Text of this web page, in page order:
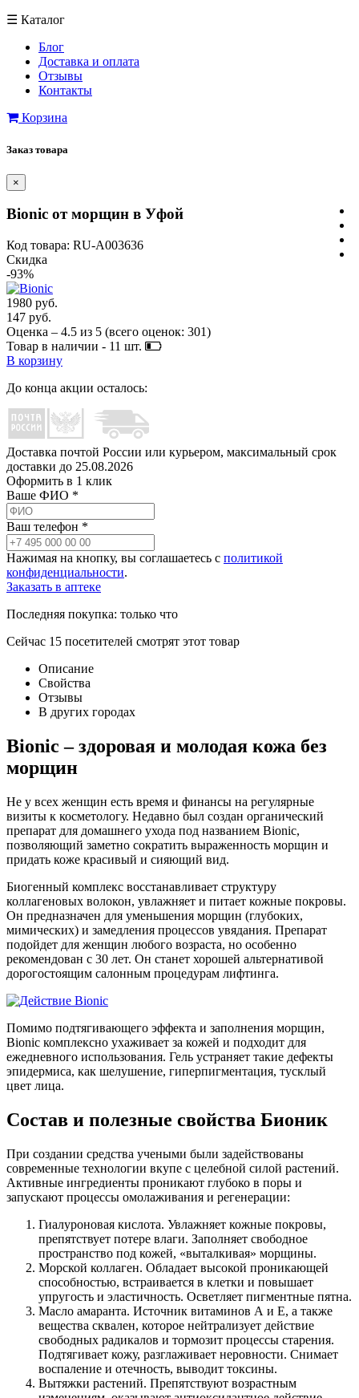
☰ Каталог
Блог
Доставка и оплата
Отзывы
Контакты
Корзина
Заказ товара
×
Bionic от морщин в Уфой
Код товара: RU-A003636
Скидка
-93%
1980 руб.
147 руб.
Оценка – 4.5 из 5 (всего оценок: 301)
Товар в наличии - 11 шт.
В корзину
До конца акции осталось:
Доставка почтой России или курьером, максимальный срок
доставки до 25.08.2026
Оформить в 1 клик
Ваше ФИО *
Ваш телефон *
Нажимая на кнопку, вы соглашаетесь с политикой
конфиденциальности.
Заказать в аптеке
Последняя покупка: только что
Сейчас 15 посетителей смотрят этот товар
Описание
Свойства
Отзывы
В других городах
Bionic – здоровая и молодая кожа без
морщин
Не у всех женщин есть время и финансы на регулярные
визиты к косметологу. Недавно был создан органический
препарат для домашнего ухода под названием Bionic,
позволяющий заметно сократить выраженность морщин и
придать коже красивый и сияющий вид.
Биогенный комплекс восстанавливает структуру
коллагеновых волокон, увлажняет и питает кожные покровы.
Он предназначен для уменьшения морщин (глубоких,
мимических) и замедления процессов увядания. Препарат
подойдет для женщин любого возраста, но особенно
рекомендован с 30 лет. Он станет хорошей альтернативой
дорогостоящим салонным процедурам лифтинга.
Помимо подтягивающего эффекта и заполнения морщин,
Bionic комплексно ухаживает за кожей и подходит для
ежедневного использования. Гель устраняет такие дефекты
эпидермиса, как шелушение, гиперпигментация, тусклый
цвет лица.
Состав и полезные свойства Бионик
При создании средства учеными были задействованы
современные технологии вкупе с целебной силой растений.
Активные ингредиенты проникают глубоко в поры и
запускают процессы омолаживания и регенерации:
Гиалуроновая кислота. Увлажняет кожные покровы,
препятствует потере влаги. Заполняет свободное
пространство под кожей, «выталкивая» морщины.
Морской коллаген. Обладает высокой проникающей
способностью, встраивается в клетки и повышает
упругость и эластичность. Осветляет пигментные пятна.
Масло амаранта. Источник витаминов А и Е, а также
вещества сквален, которое нейтрализует действие
свободных радикалов и тормозит процессы старения.
Подтягивает кожу, разглаживает неровности. Снимает
воспаление и отечность, выводит токсины.
Вытяжки растений. Препятствуют возрастным